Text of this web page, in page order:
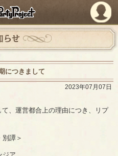
PandoraPartyProject
らせ
につきまして
2023年07月07日
、運営都合上の理由につき、リプ
別譚＞